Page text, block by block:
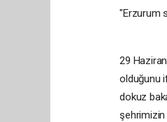
"Erzurum
29
olduğunu
dokuz
şehrimizin